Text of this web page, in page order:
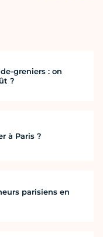
greniers : on
?
à Paris ?
parisiens en